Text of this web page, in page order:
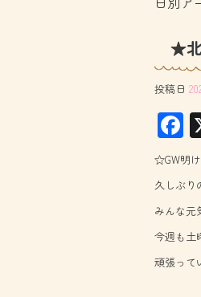
★
投稿日
F
e
b
o
☆GW明け
久しぶり
みんな元
今週も土
頑張って